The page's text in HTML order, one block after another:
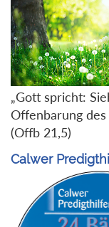
„Gott spricht:
Offenbarung des
(Offb 21,5)
Calwer